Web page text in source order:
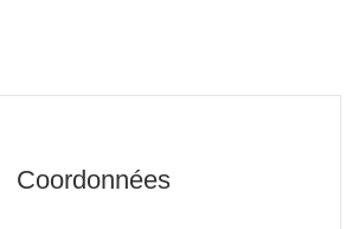
Coordonnées